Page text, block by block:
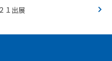
１出展